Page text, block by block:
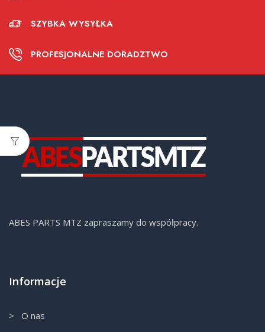
SZYBKA WYSYŁKA
PROFESJONALNE DORADZTWO
ABES PARTS MTZ zapraszamy do współpracy.
Informacje
> O nas